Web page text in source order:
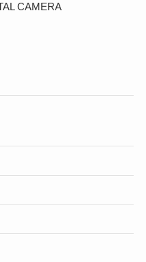
CAMERA